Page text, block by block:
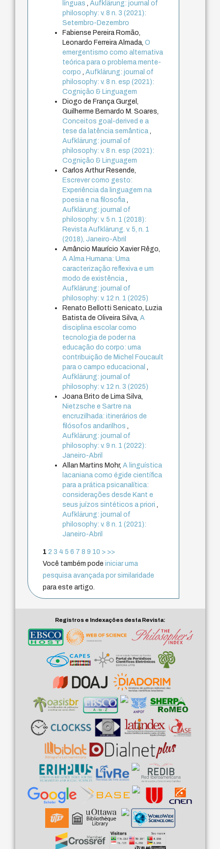
línguas,Aufklärung: journal of
philosophy: v. 8 n. 3 (2021):
Setembro-Dezembro
Fabiense Pereira Romão,
Leonardo Ferreira Almada,O
emergentismo como alternativa
teórica para o problema mente-
corpo,Aufklärung: journal of
philosophy: v. 8 n. esp (2021):
Cognição & Linguagem
Diogo de França Gurgel,
Guilherme Bernardo M. Soares,
Conceitos goal-derived e a
tese da latência semântica,
Aufklärung: journal of
philosophy: v. 8 n. esp (2021):
Cognição & Linguagem
Carlos Arthur Resende,
Escrever como gesto:
Experiência da linguagem na
poesia e na filosofia,
Aufklärung: journal of
philosophy: v. 5 n. 1 (2018):
Revista Aufklärung. v. 5, n. 1
(2018), Janeiro-Abril
Amâncio Maurício Xavier Rêgo,
A Alma Humana: Uma
caracterização reflexiva e um
modo de existência,
Aufklärung: journal of
philosophy: v. 12 n. 1 (2025)
Renato Bellotti Senicato, Luzia
Batista de Oliveira Silva,A
disciplina escolar como
tecnologia de poder na
educação do corpo: uma
contribuição de Michel Foucault
para o campo educacional,
Aufklärung: journal of
philosophy: v. 12 n. 3 (2025)
Joana Brito de Lima Silva,
Nietzsche e Sartre na
encruzilhada: itinerários de
filósofos andarilhos,
Aufklärung: journal of
philosophy: v. 9 n. 1 (2022):
Janeiro-Abril
Allan Martins Mohr,A linguística
lacaniana como égide científica
para a prática psicanalítica:
considerações desde Kant e
seus juízos sintéticos a priori,
Aufklärung: journal of
philosophy: v. 8 n. 1 (2021):
Janeiro-Abril
1 2 3 4 5 6 7 8 9 10 > >>
Você também podeiniciar uma
pesquisa avançada por similaridade
para este artigo.
Registros e Indexações desta Revista: